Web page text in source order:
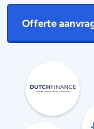
Offerte